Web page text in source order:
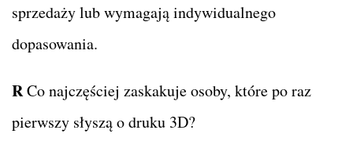
sprzedaży lub wymagają indywidualnego
dopasowania.
RCo najczęściej zaskakuje osoby, które po raz
pierwszy słyszą o druku 3D?